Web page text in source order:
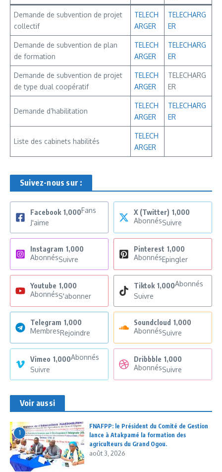
Demande de subvention de projet
collectif
TELECH
ARGER
TELECHARG
ER
Demande de subvention de plan
de formation
TELECH
ARGER
TELECHARG
ER
Demande de subvention de projet
de type dual coopératif
TELECH
ARGER
TELECHARG
ER
Demande d’habilitation
TELECH
ARGER
TELECHARG
ER
Liste des cabinets habilités
TELECH
ARGER
Suivez-nous sur :
Facebook 1,000Fans
J'aime
X (Twitter) 1,000
AbonnésSuivre
Instagram 1,000
AbonnésSuivre
Pinterest 1,000
AbonnésEpingler
Youtube 1,000
AbonnésS'abonner
Tiktok 1,000Abonnés
Suivre
Telegram 1,000
MembresRejoindre
Soundcloud 1,000
AbonnésSuivre
Vimeo 1,000Abonnés
Suivre
Dribbble 1,000
AbonnésSuivre
Voir aussi
1
FNAFPP: le Président du Comité de Gestion
lance à Atakpamé la formation des
agriculteurs du Grand Ogou.
août 3, 2026